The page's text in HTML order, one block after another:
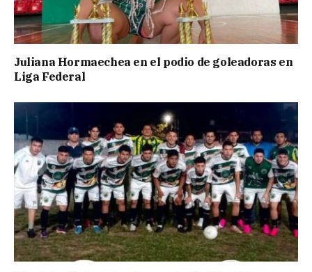
Juliana Hormaechea en el podio de goleadoras en
Liga Federal